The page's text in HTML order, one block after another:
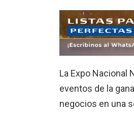
La Expo Nacional
eventos de la
negocios en una